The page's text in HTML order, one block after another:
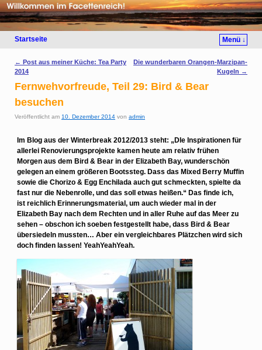
Startseite Menü ↓
Artikelnavigation
← Post aus meiner Küche: Tea Party
2014
Die wunderbaren Orangen-Marzipan-
Kugeln →
Fernwehvorfreude, Teil 29: Bird & Bear
besuchen
Veröffentlicht am 10. Dezember 2014 von admin
Im Blog aus der Winterbreak 2012/2013 steht: „DIe Inspirationen für
allerlei Renovierungsprojekte kamen heute am relativ frühen
Morgen aus dem Bird & Bear in der Elizabeth Bay, wunderschön
gelegen an einem größeren Bootssteg. Dass das Mixed Berry Muffin
sowie die Chorizo & Egg Enchilada auch gut schmeckten, spielte da
fast nur die Nebenrolle, und das soll etwas heißen.“ Das finde ich,
ist reichlich Erinnerungsmaterial, um auch wieder mal in der
Elizabeth Bay nach dem Rechten und in aller Ruhe auf das Meer zu
sehen – obschon ich soeben festgestellt habe, dass Bird & Bear
übersiedeln mussten… Aber ein vergleichbares Plätzchen wird sich
doch finden lassen! YeahYeahYeah.